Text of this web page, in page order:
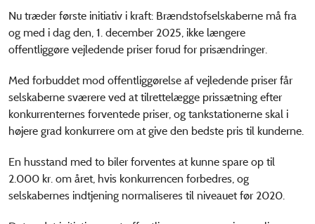
Nu træder første initiativ i kraft: Brændstofselskaberne må fra
og med i dag den, 1. december 2025, ikke længere
offentliggøre vejledende priser forud for prisændringer.
Med forbuddet mod offentliggørelse af vejledende priser får
selskaberne sværere ved at tilrettelægge prissætning efter
konkurrenternes forventede priser, og tankstationerne skal i
højere grad konkurrere om at give den bedste pris til kunderne.
En husstand med to biler forventes at kunne spare op til
2.000 kr. om året, hvis konkurrencen forbedres, og
selskabernes indtjening normaliseres til niveauet før 2020.